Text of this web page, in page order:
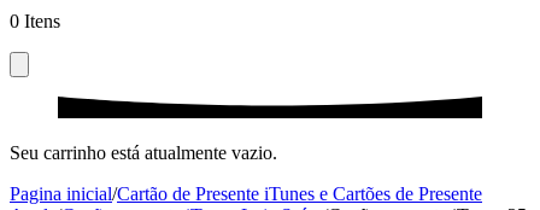
0 Itens
Seu carrinho está atualmente vazio.
Pagina inicial/Cartão de Presente iTunes e Cartões de Presente